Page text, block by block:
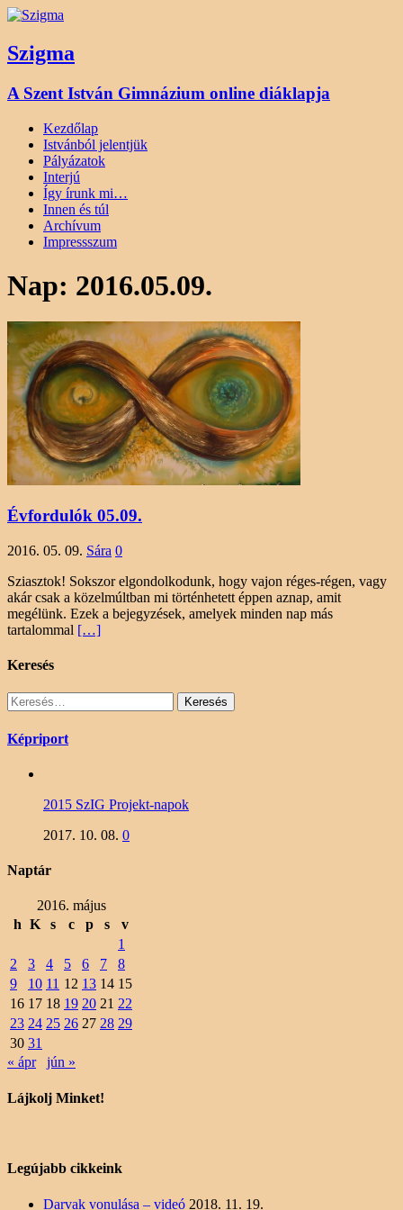
Szigma
A Szent István Gimnázium online diáklapja
Kezdőlap
Istvánból jelentjük
Pályázatok
Interjú
Így írunk mi…
Innen és túl
Archívum
Impressszum
Nap: 2016.05.09.
Évfordulók 05.09.
2016. 05. 09. Sára 0
Sziasztok! Sokszor elgondolkodunk, hogy vajon réges-régen, vagy
akár csak a közelmúltban mi történhetett éppen aznap, amit
megélünk. Ezek a bejegyzések, amelyek minden nap más
tartalommal […]
Keresés
Keresés:
Képriport
2015 SzIG Projekt-napok
2017. 10. 08. 0
Naptár
2016. május
h K s c p s
v
1
2
3 4 5 6 7
8
9
10 11 12 13 14 15
16 17 18 19 20 21 22
23 24 25 26 27 28 29
30 31
« ápr
jún »
Lájkolj Minket!
Legújabb cikkeink
Darvak vonulása – videó 2018. 11. 19.